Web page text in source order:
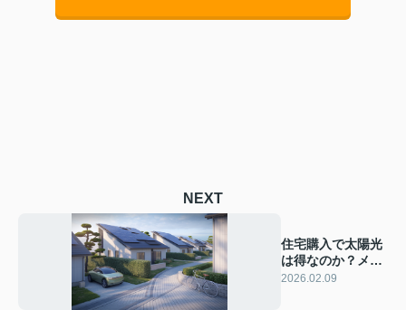
NEXT
住宅購入で太陽光
は得なのか？メリ
ットとデメリット
2026.02.09